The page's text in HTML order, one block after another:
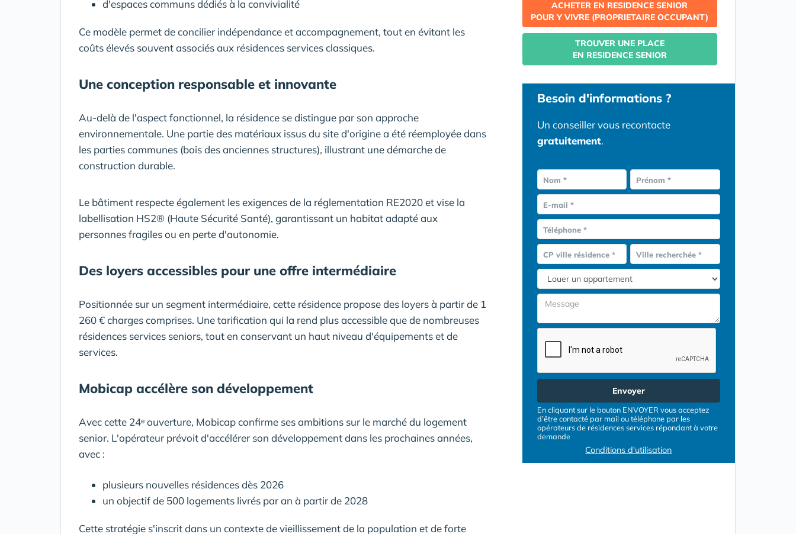
d'espaces communs dédiés à la convivialité
Ce modèle permet de concilier indépendance et accompagnement, tout en évitant les
coûts élevés souvent associés aux résidences services classiques.
Une conception responsable et innovante
Au-delà de l'aspect fonctionnel, la résidence se distingue par son approche
environnementale. Une partie des matériaux issus du site d'origine a été réemployée dans
les parties communes (bois des anciennes structures), illustrant une démarche de
construction durable.
Le bâtiment respecte également les exigences de la réglementation RE2020 et vise la
labellisation HS2® (Haute Sécurité Santé), garantissant un habitat adapté aux
personnes fragiles ou en perte d'autonomie.
Des loyers accessibles pour une offre intermédiaire
Positionnée sur un segment intermédiaire, cette résidence propose des loyers à partir de 1
260 € charges comprises. Une tarification qui la rend plus accessible que de nombreuses
résidences services seniors, tout en conservant un haut niveau d'équipements et de
services.
Mobicap accélère son développement
Avec cette 24ᵉ ouverture, Mobicap confirme ses ambitions sur le marché du logement
senior. L'opérateur prévoit d'accélérer son développement dans les prochaines années,
avec :
plusieurs nouvelles résidences dès 2026
un objectif de 500 logements livrés par an à partir de 2028
Cette stratégie s'inscrit dans un contexte de vieillissement de la population et de forte
ACHETER EN RESIDENCE SENIOR
POUR Y VIVRE (PROPRIETAIRE OCCUPANT)
TROUVER UNE PLACE
EN RESIDENCE SENIOR
Besoin d'informations ?
Un conseiller vous recontacte
gratuitement.
Nom * Prénom *
E-mail *
Téléphone *
CP ville résidence * Ville recherchée *
Envoyer
En cliquant sur le bouton ENVOYER vous acceptez
d’être contacté par mail ou téléphone par les
opérateurs de résidences services répondant à votre
demande
Conditions d'utilisation